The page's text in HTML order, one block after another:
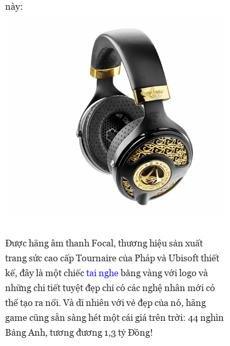
này:
Được hãng âm thanh Focal, thương hiệu sản xuất
trang sức cao cấp Tournaire của Pháp và Ubisoft thiết
kế, đây là một chiếctai nghebằng vàng với logo và
những chi tiết tuyệt đẹp chỉ có các nghệ nhân mới có
thể tạo ra nổi. Và dĩ nhiên với vẻ đẹp của nó, hãng
game cũng sẵn sàng hét một cái giá trên trời: 44 nghìn
Bảng Anh, tương đương 1,3 tỷ Đồng!